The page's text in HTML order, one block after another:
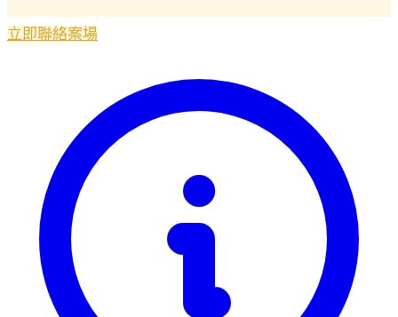
立即聯絡案場